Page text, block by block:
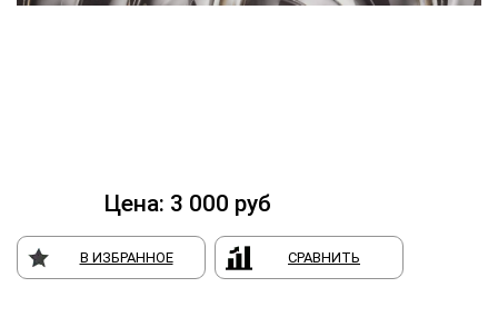
Цена: 3 000 руб
В ИЗБРАННОЕ СРАВНИТЬ